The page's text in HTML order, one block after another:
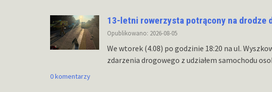
13-letni rowerzysta potrącony na drodze
Opublikowano: 2026-08-05
We wtorek (4.08) po godzinie 18:20 na ul.
zdarzenia drogowego z udziałem samochodu
0 komentarzy